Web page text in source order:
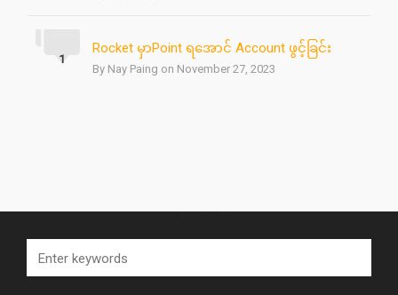
Rocket မှာPoint ရအောင် Account ဖွင့်ခြင်း
By Nay Paing on November 27, 2023
1